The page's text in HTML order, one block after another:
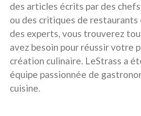
des articles écrits par des
ou des critiques de restaurants
des experts, vous trouverez
avez besoin pour réussir votre
création culinaire. LeStrass a
équipe passionnée de
cuisine.